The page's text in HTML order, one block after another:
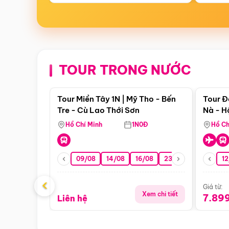
TOUR TRONG NƯỚC
Điểm nổi bật
Tour Miền Tây 1N | Mỹ Tho - Bến
Tre - Cù Lao Thới Sơn
Hồ Chí Minh 1N0Đ
09/08 14/08 16/08 23/08 30/08
Liên hệ Xem chi tiết
Tour
Nà -
Nha
Hồ
Giá từ:
‹